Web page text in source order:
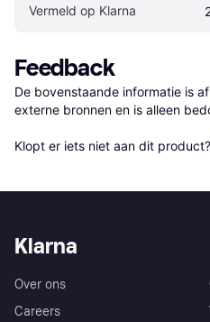
Vermeld op Klarna
Feedback
De bovenstaande informatie is
externe bronnen en is alleen
Klopt er iets niet aan dit product?
Klarna
Over ons
Careers